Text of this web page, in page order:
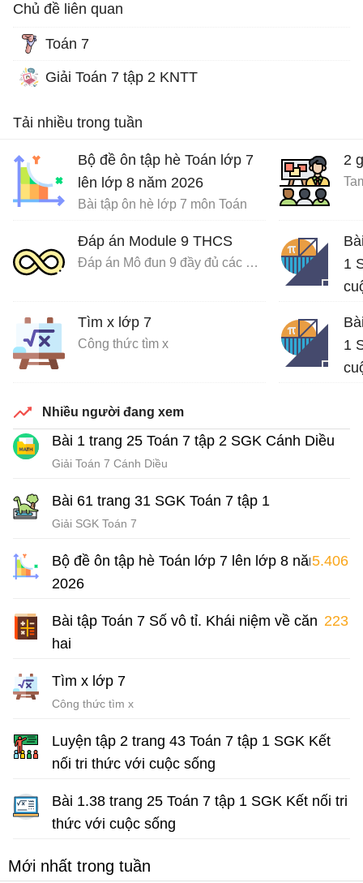
Chủ đề liên quan
Toán 7
Giải Toán 7 tập 2 KNTT
Tải nhiều trong tuần
Bộ đề ôn tập hè Toán lớp 7
lên lớp 8 năm 2026
Bài tập ôn hè lớp 7 môn Toán
Đáp án Module 9 THCS
Đáp án Mô đun 9 đầy đủ các môn
Tìm x lớp 7
Công thức tìm x
2
1
1
Nhiều người đang xem
Bài 1 trang 25 Toán 7 tập 2 SGK Cánh Diều
Giải Toán 7 Cánh Diều
Bài 61 trang 31 SGK Toán 7 tập 1
Giải SGK Toán 7
Bộ đề ôn tập hè Toán lớp 7 lên lớp 8 năm
2026
5.406
Bài tập Toán 7 Số vô tỉ. Khái niệm về căn bậc
hai
223
Tìm x lớp 7
Công thức tìm x
Luyện tập 2 trang 43 Toán 7 tập 1 SGK Kết
nối tri thức với cuộc sống
Bài 1.38 trang 25 Toán 7 tập 1 SGK Kết nối tri
thức với cuộc sống
Mới nhất trong tuần